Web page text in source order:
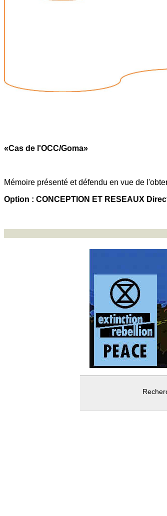
«Cas de l'OCC/Goma»
Mémoire présenté et défendu en vue de
Option : CONCEPTION ET RESEAUX